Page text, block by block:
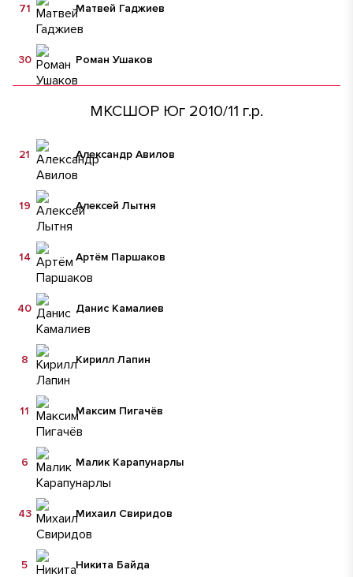
Матвей Гаджиев
71
Роман Ушаков
30
МКСШОР Юг 2010/11 г.р.
Александр Авилов
21
Алексей Лытня
19
Артём Паршаков
14
Данис Камалиев
40
Кирилл Лапин
8
Максим Пигачёв
11
Малик Карапунарлы
6
Михаил Свиридов
43
Никита Байда
5